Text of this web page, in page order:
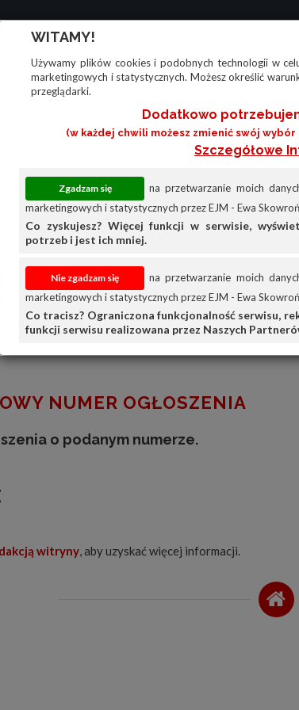
WITAMY!
Używamy plików cookies i podobnych technologii w
marketingowych i statystycznych. Możesz określić
przeglądarki.
Dodatkowo
(w każdej chwili możesz zmienić swój
Szczegółowe
na przetwarzanie moich
marketingowych i statystycznych przez EJM - Ewa
Co zyskujesz? Więcej funkcji w serwisie,
potrzeb i jest ich mniej.
na przetwarzanie moich
marketingowych i statystycznych przez EJM - Ewa
Co tracisz? Ograniczona funkcjonalność serwisu,
funkcji serwisu realizowana przez Naszych
NUMER OGŁOSZENIA
o podanym numerze.
witryny, aby uzyskać więcej informacji.